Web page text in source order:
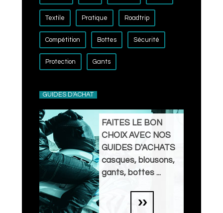
Textile Pratique Roadtrip
Compétition Bottes Sécurité
Protection Gants
GUIDES D'ACHAT
FAITES LE BON
CHOIX AVEC NOS
GUIDES D'ACHATS
casques, blousons,
gants, bottes ...